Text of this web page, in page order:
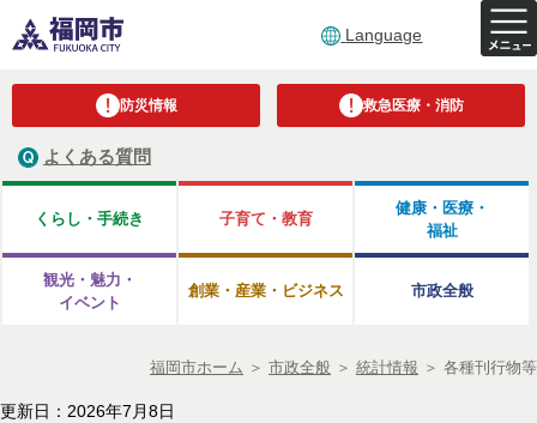
Language
防災情報 救急医療・消防
よくある質問
くらし・手続き 子育て・教育
健康・医療・
福祉
観光・魅力・
イベント
創業・産業・ビジネス 市政全般
福岡市ホーム ＞ 市政全般 ＞ 統計情報 ＞ 各種刊行物等
更新日：2026年7月8日